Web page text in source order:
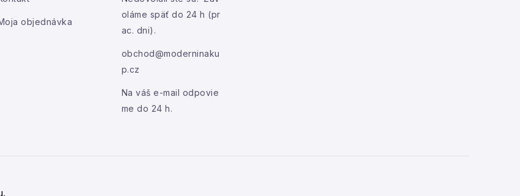
objednávka
oláme späť do 24 h (pr
ac. dni).
obchod@moderninaku
p.cz
Na váš e-mail odpovie
me do 24 h.